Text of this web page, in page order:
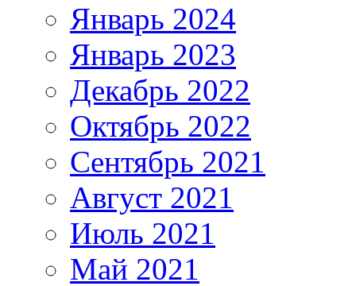
Январь 2024
Январь 2023
Декабрь 2022
Октябрь 2022
Сентябрь 2021
Август 2021
Июль 2021
Май 2021